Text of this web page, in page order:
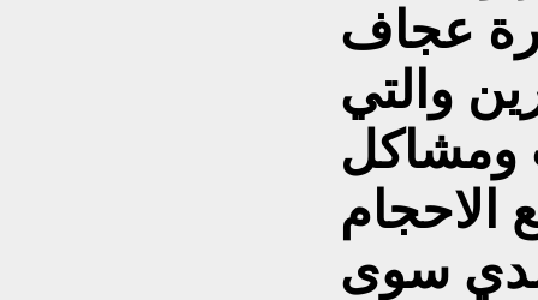
عجاف
والتي
ومشاكل
الاحجام
لدي سوى